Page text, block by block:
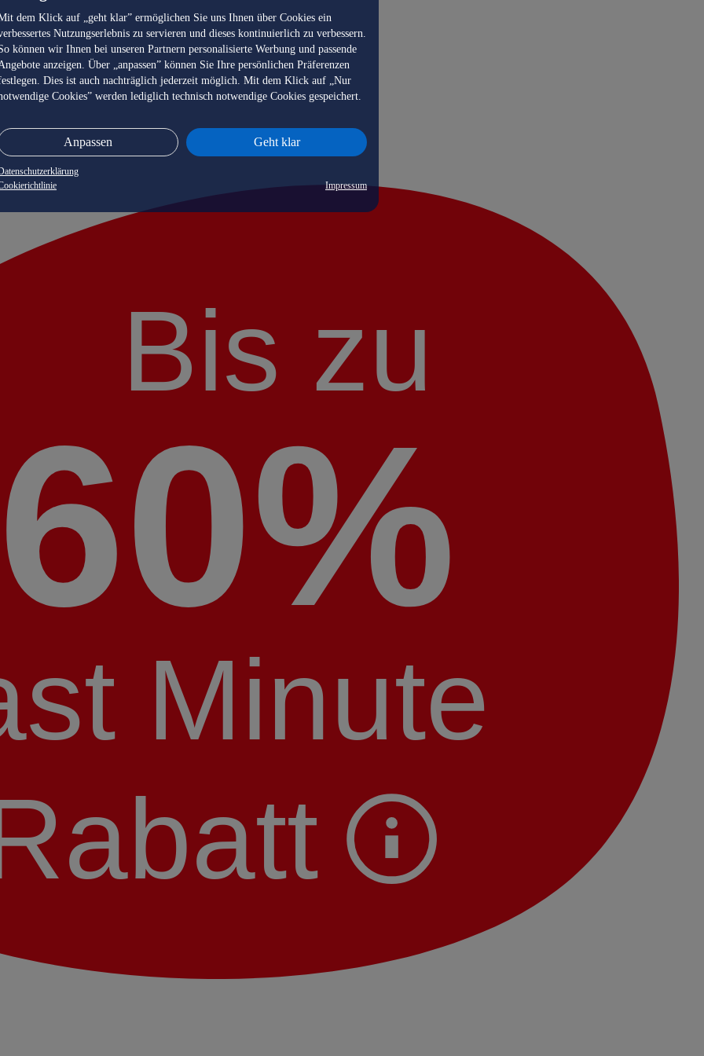
dem Klick auf „geht klar” ermöglichen Sie uns Ihnen über Cookies ein
Nutzungserlebnis zu servieren und dieses kontinuierlich zu verbessern.
können wir Ihnen bei unseren Partnern personalisierte Werbung und passende
anzeigen. Über „anpassen” können Sie Ihre persönlichen Präferenzen
Dies ist auch nachträglich jederzeit möglich. Mit dem Klick auf „Nur
Cookies” werden lediglich technisch notwendige Cookies gespeichert.
Anpassen Geht klar
Impressum
Bis zu
Minute